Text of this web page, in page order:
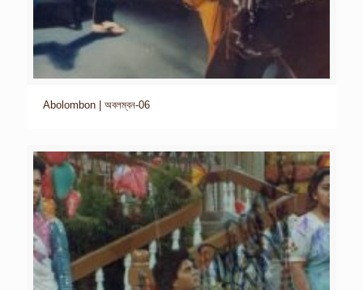
Abolombon | অবলম্বন-06